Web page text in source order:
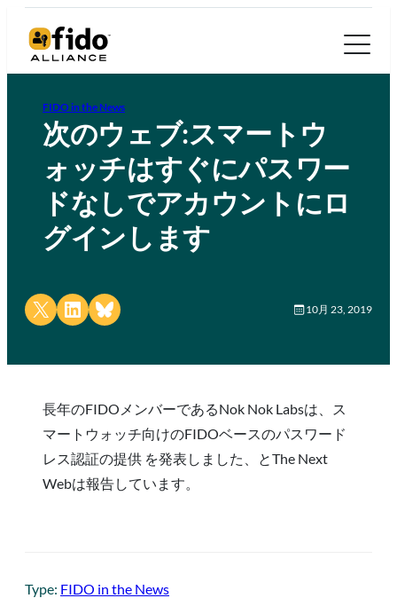
FIDO in the News
次のウェブ:スマートウ
ォッチはすぐにパスワー
ドなしでアカウントにロ
グインします
Share on X Share on LinkedIn
Share on Bluesky 10月 23, 2019
長年のFIDOメンバーであるNok Nok Labsは、ス
マートウォッチ向けのFIDOベースのパスワード
レス認証の提供 を発表しました、とThe Next
Webは報告しています。
Type: FIDO in the News